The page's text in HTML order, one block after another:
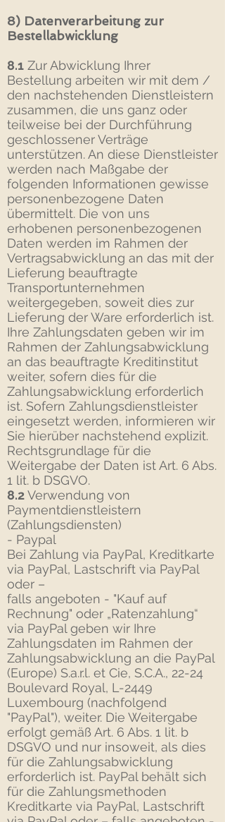
8) Datenverarbeitung zur
Bestellabwicklung
8.1 Zur Abwicklung Ihrer
Bestellung arbeiten wir mit dem /
den nachstehenden Dienstleistern
zusammen, die uns ganz oder
teilweise bei der Durchführung
geschlossener Verträge
unterstützen. An diese Dienstleister
werden nach Maßgabe der
folgenden Informationen gewisse
personenbezogene Daten
übermittelt. Die von uns
erhobenen personenbezogenen
Daten werden im Rahmen der
Vertragsabwicklung an das mit der
Lieferung beauftragte
Transportunternehmen
weitergegeben, soweit dies zur
Lieferung der Ware erforderlich ist.
Ihre Zahlungsdaten geben wir im
Rahmen der Zahlungsabwicklung
an das beauftragte Kreditinstitut
weiter, sofern dies für die
Zahlungsabwicklung erforderlich
ist. Sofern Zahlungsdienstleister
eingesetzt werden, informieren wir
Sie hierüber nachstehend explizit.
Rechtsgrundlage für die
Weitergabe der Daten ist Art. 6 Abs.
1 lit. b DSGVO.
8.2Verwendung von
Paymentdienstleistern
(Zahlungsdiensten)
- Paypal
Bei Zahlung via PayPal, Kreditkarte
via PayPal, Lastschrift via PayPal
oder –
falls angeboten - "Kauf auf
Rechnung" oder „Ratenzahlung“
via PayPal geben wir Ihre
Zahlungsdaten im Rahmen der
Zahlungsabwicklung an die PayPal
(Europe) S.a.r.l. et Cie, S.C.A., 22-24
Boulevard Royal, L-2449
Luxembourg (nachfolgend
"PayPal"), weiter. Die Weitergabe
erfolgt gemäß Art. 6 Abs. 1 lit. b
DSGVO und nur insoweit, als dies
für die Zahlungsabwicklung
erforderlich ist. PayPal behält sich
für die Zahlungsmethoden
Kreditkarte via PayPal, Lastschrift